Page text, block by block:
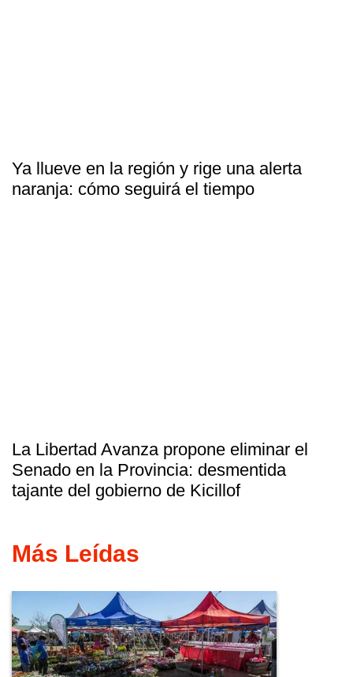
Ya llueve en la región y rige una alerta
naranja: cómo seguirá el tiempo
La Libertad Avanza propone eliminar el
Senado en la Provincia: desmentida
tajante del gobierno de Kicillof
Más Leídas